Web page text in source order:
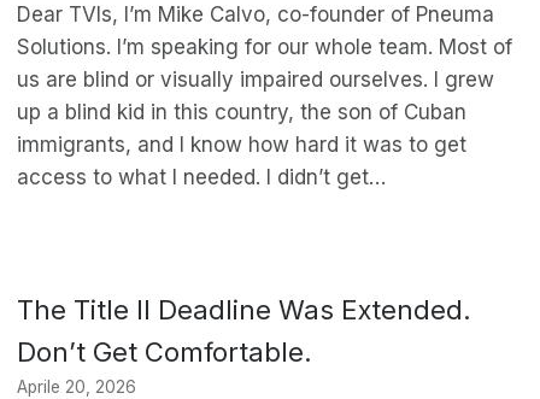
Dear TVIs, I’m Mike Calvo, co-founder of Pneuma
Solutions. I’m speaking for our whole team. Most of
us are blind or visually impaired ourselves. I grew
up a blind kid in this country, the son of Cuban
immigrants, and I know how hard it was to get
access to what I needed. I didn’t get…
The Title II Deadline Was Extended.
Don’t Get Comfortable.
Aprile 20, 2026